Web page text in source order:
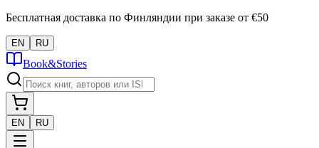
Бесплатная доставка по Финляндии при заказе от €50
EN RU
Book&Stories
EN RU